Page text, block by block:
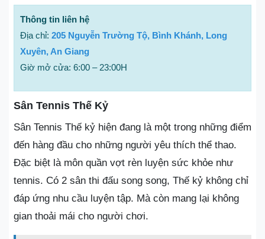
Thông tin liên hệ
Địa chỉ: 205 Nguyễn Trường Tộ, Bình Khánh, Long
Xuyên, An Giang
Giờ mở cửa: 6:00 – 23:00H
Sân Tennis Thế Kỷ
Sân Tennis Thế kỷ hiện đang là một trong những điểm
đến hàng đầu cho những người yêu thích thể thao.
Đặc biệt là môn quần vợt rèn luyện sức khỏe như
tennis. Có 2 sân thi đấu song song, Thế kỷ không chỉ
đáp ứng nhu cầu luyện tập. Mà còn mang lại không
gian thoải mái cho người chơi.